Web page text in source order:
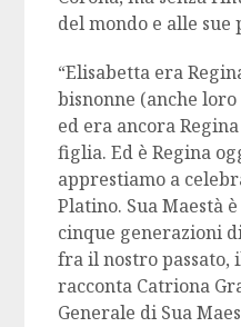
del mondo e alle sue
“Elisabetta era
bisnonne (anche
ed era ancora
figlia. Ed è Regina
apprestiamo a
Platino. Sua Maestà
cinque generazioni
fra il nostro passato,
racconta Catriona
Generale di Sua